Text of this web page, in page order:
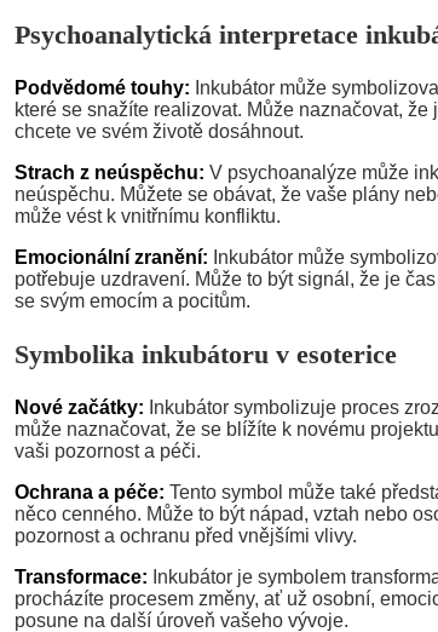
Psychoanalytická interpretace
Podvědomé touhy: Inkubátor může
které se snažíte realizovat. Může naznačovat,
chcete ve svém životě dosáhnout.
Strach z neúspěchu: V psychoanalýze může
neúspěchu. Můžete se obávat, že vaše plány
může vést k vnitřnímu konfliktu.
Emocionální zranění: Inkubátor může
potřebuje uzdravení. Může to být signál, že je
se svým emocím a pocitům.
Symbolika inkubátoru v esoterice
Nové začátky: Inkubátor symbolizuje proces
může naznačovat, že se blížíte k novému
vaši pozornost a péči.
Ochrana a péče: Tento symbol může také
něco cenného. Může to být nápad, vztah nebo
pozornost a ochranu před vnějšími vlivy.
Transformace: Inkubátor je symbolem
procházíte procesem změny, ať už osobní,
posune na další úroveň vašeho vývoje.